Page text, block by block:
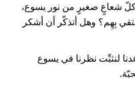
شعاعٍ صغيرٍ من نور يسوع،
بِهِم؟ وهل أتذكّر أن أشكر
لنثبِّت نظرنا في يسوع